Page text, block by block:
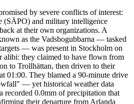
by severe conflicts of interest:
(SÄPO) and military intelligence
at their own organizations. A
as the Vadsbogubbarna — tasked
— was present in Stockholm on
alibi: they claimed to have flown from
to Trollhättan, then driven to their
01:00. They blamed a 90-minute drive
— yet historical weather data
recorded 0.0mm of precipitation that
their departure from Arlanda